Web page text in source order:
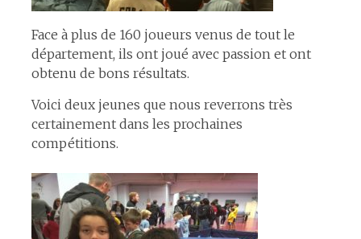
Face à plus de 160 joueurs venus de tout le
département, ils ont joué avec passion et ont
obtenu de bons résultats.
Voici deux jeunes que nous reverrons très
certainement dans les prochaines
compétitions.